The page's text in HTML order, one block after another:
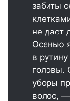
забиты
не даст
Осенью
в
головы.
уборы
волос,